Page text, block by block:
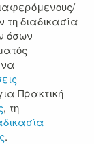
τη διαδικασία
όσων
Πρακτική
, τη
.